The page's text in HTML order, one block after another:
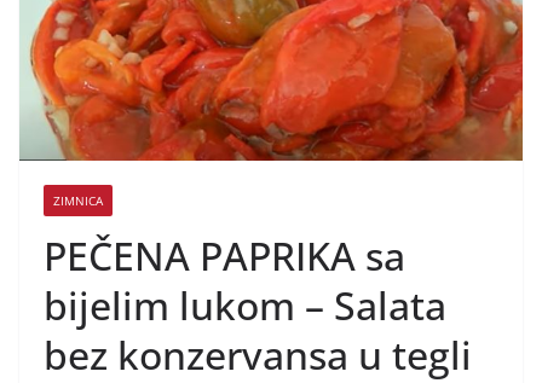
ZIMNICA
PEČENA PAPRIKA sa
bijelim lukom – Salata
bez konzervansa u tegli